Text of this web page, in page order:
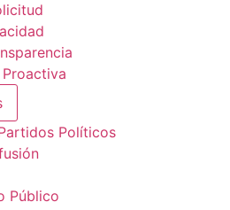
Políticos
Público